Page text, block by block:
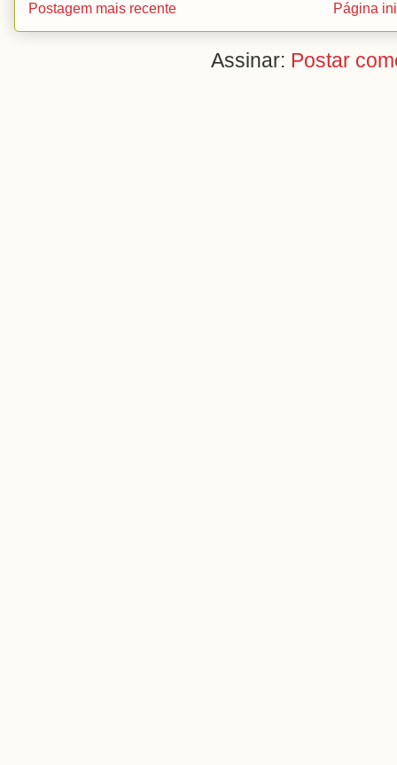
Postagem mais recente Página
Assinar: Postar